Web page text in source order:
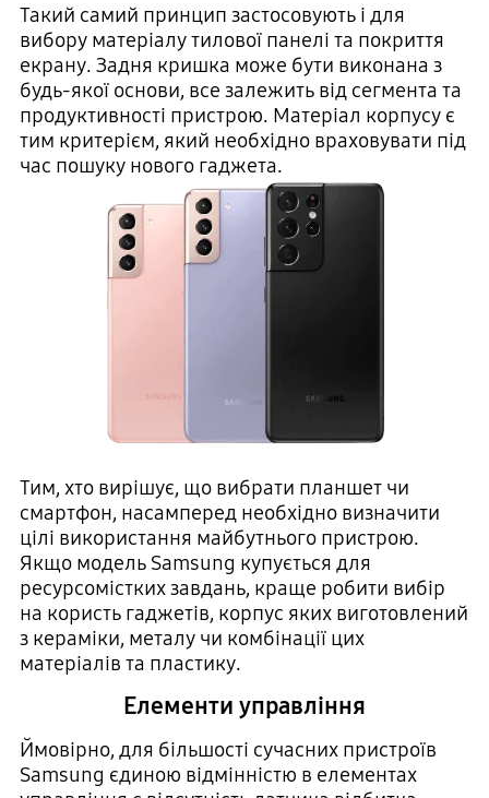
Такий самий принцип застосовують і для
вибору матеріалу тилової панелі та покриття
екрану. Задня кришка може бути виконана з
будь-якої основи, все залежить від сегмента та
продуктивності пристрою. Матеріал корпусу є
тим критерієм, який необхідно враховувати під
час пошуку нового гаджета.
Тим, хто вирішує, що вибрати планшет чи
смартфон, насамперед необхідно визначити
цілі використання майбутнього пристрою.
Якщо модель Samsung купується для
ресурсомістких завдань, краще робити вибір
на користь гаджетів, корпус яких виготовлений
з кераміки, металу чи комбінації цих
матеріалів та пластику.
Елементи управління
Ймовірно, для більшості сучасних пристроїв
Samsung єдиною відмінністю в елементах